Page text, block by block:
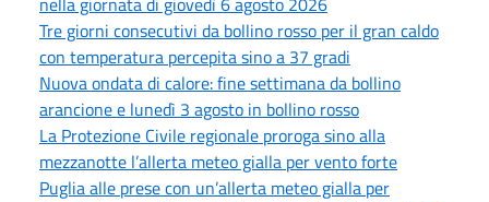
Tre giorni consecutivi da bollino rosso per il gran caldo
con temperatura percepita sino a 37 gradi
Nuova ondata di calore: fine settimana da bollino
arancione e lunedì 3 agosto in bollino rosso
La Protezione Civile regionale proroga sino alla
mezzanotte l’allerta meteo gialla per vento forte
Puglia alle prese con un’allerta meteo gialla per